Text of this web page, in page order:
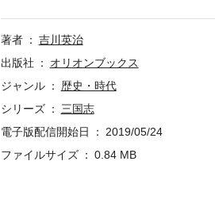
著者
吉川英治
出版社
オリオンブックス
ジャンル
歴史・時代
シリーズ
三国志
電子版配信開始日
2019/05/24
ファイルサイズ
0.84 MB